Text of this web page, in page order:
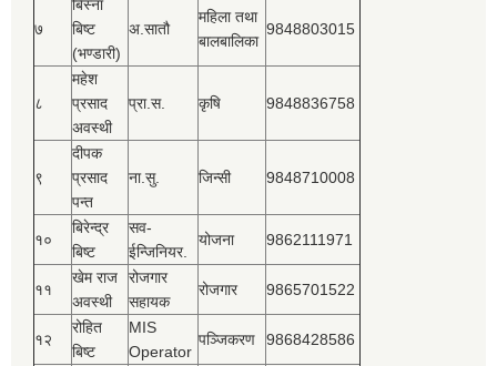
७
बिस्‍ना
बिष्‍ट
(भण्डारी)
अ.सातौ
महिला तथा
बालबालिका
9848803015
८
महेश
प्रसाद
अवस्थी
प्रा.स. कृषि 9848836758
९
दीपक
प्रसाद
पन्त
ना.सु. जिन्सी 9848710008
१०
बिरेन्द्र
बिष्‍ट
सव-
ईन्जिनियर.
योजना 9862111971
११
खेम राज
अवस्थी
रोजगार
सहायक
रोजगार 9865701522
१२
रोहित
बिष्‍ट
MIS
Operator
पञ्‍जिकरण 9868428586